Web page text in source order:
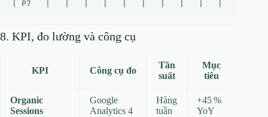
8. KPI, đo lường và công cụ
KPI Công cụ đo
Tần
suất
Mục
tiêu
Organic
Sessions
Google
Analytics 4
Hàng
tuần
+45 %
YoY